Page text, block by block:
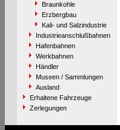
Braunkohle
Erzbergbau
Kali- und Salzindustrie
Industrieanschlußbahnen
Hafenbahnen
Werkbahnen
Händler
Museen / Sammlungen
Ausland
Erhaltene Fahrzeuge
Zerlegungen